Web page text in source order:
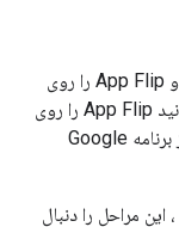
اکنون که یکپارچه‌سازی ابر به ابر را ایجاد کرده‌اید و App Flip را روی
کنسول و در برنامه خود پیکربندی کرده‌اید، می‌توانید App Flip را روی
دستگاه تلفن همراه خود آزمایش کنید. می‌توانید از برنامه Google
، این مراحل را دنبال